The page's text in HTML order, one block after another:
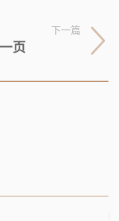
下一篇
页